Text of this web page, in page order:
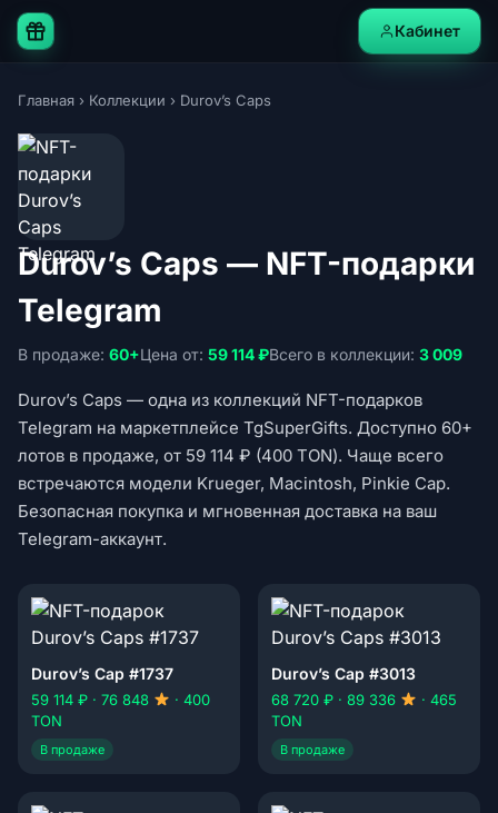
Кабинет
Главная › Коллекции › Durov’s Caps
Durov’s Caps — NFT-подарки
Telegram
В продаже: 60+Цена от: 59 114 ₽Всего в коллекции: 3 009
Durov’s Caps — одна из коллекций NFT-подарков
Telegram на маркетплейсе TgSuperGifts. Доступно 60+
лотов в продаже, от 59 114 ₽ (400 TON). Чаще всего
встречаются модели Krueger, Macintosh, Pinkie Cap.
Безопасная покупка и мгновенная доставка на ваш
Telegram-аккаунт.
Durov’s Cap #1737
59 114 ₽ · 76 848
· 400
TON
В продаже
Durov’s Cap #3013
68 720 ₽ · 89 336
· 465
TON
В продаже